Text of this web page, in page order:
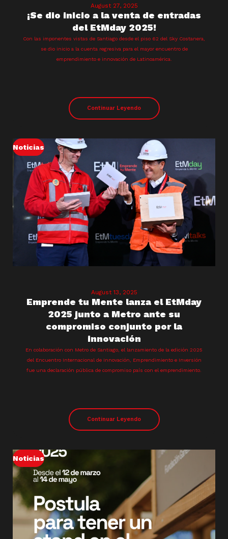
August 27, 2025
¡Se dio inicio a la venta de entradas
del EtMday 2025!
Con las imponentes vistas de Santiago desde el piso 62 del Sky Costanera,
se dio inicio a la cuenta regresiva para el mayor encuentro de
emprendimiento e innovación de Latinoamérica.
Continuar Leyendo
Noticias
August 13, 2025
Emprende tu Mente lanza el EtMday
2025 junto a Metro ante su
compromiso conjunto por la
innovación
En colaboración con Metro de Santiago, el lanzamiento de la edición 2025
del Encuentro Internacional de Innovación, Emprendimiento e Inversión
fue una declaración pública de compromiso país con el emprendimiento.
Continuar Leyendo
Noticias